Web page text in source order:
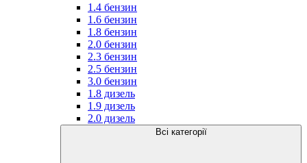
1.4 бензин
1.6 бензин
1.8 бензин
2.0 бензин
2.3 бензин
2.5 бензин
3.0 бензин
1.8 дизель
1.9 дизель
2.0 дизель
Всі категорії